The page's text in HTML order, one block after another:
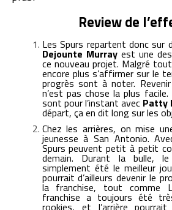
Review de
Les Spurs repartent donc sur
Dejounte Murrayest une des
ce nouveau projet. Malgré
encore plus s’affirmer sur le
progrès sont à noter. Revenir
n’est pas chose la plus
sont pour l’instant avec Patty
départ, ça en dit long sur les
Chez les arrières, on mise
jeunesse à San Antonio.
Spurs peuvent petit à petit
demain. Durant la bulle,
simplement été le meilleur
pourrait d’ailleurs devenir le
la franchise, tout comme
franchise a toujours été
rookies, et l’arrière